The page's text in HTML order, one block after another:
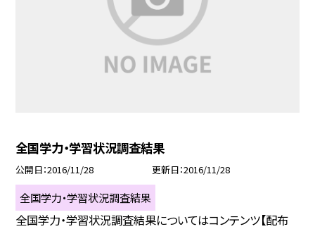
全国学力・学習状況調査結果
公開日 2016/11/28 更新日 2016/11/28
全国学力・学習状況調査結果
全国学力・学習状況調査結果についてはコンテンツ【配布